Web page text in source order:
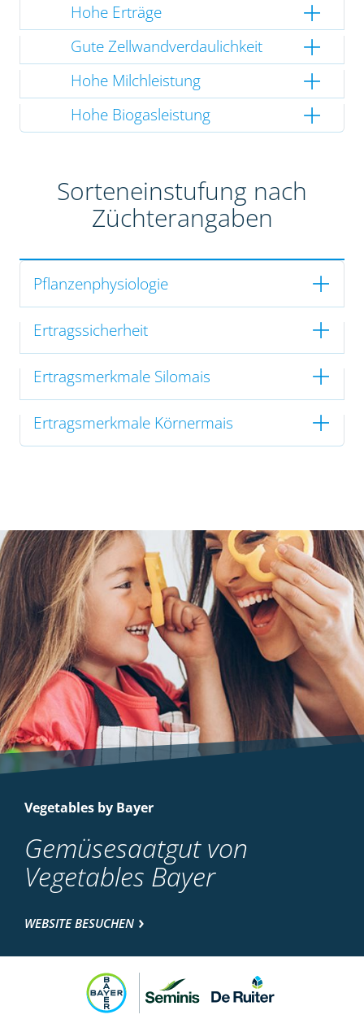
Hohe Erträge
Gute Zellwandverdaulichkeit
Hohe Milchleistung
Hohe Biogasleistung
Sorteneinstufung nach
Züchterangaben
Pflanzenphysiologie
Ertragssicherheit
Ertragsmerkmale Silomais
Ertragsmerkmale Körnermais
Vegetables by Bayer
Gemüsesaatgut von
Vegetables Bayer
WEBSITE BESUCHEN